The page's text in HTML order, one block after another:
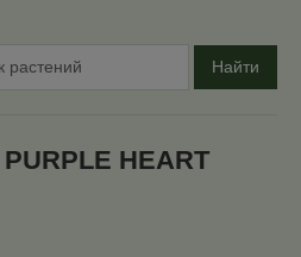
Найти
HEART